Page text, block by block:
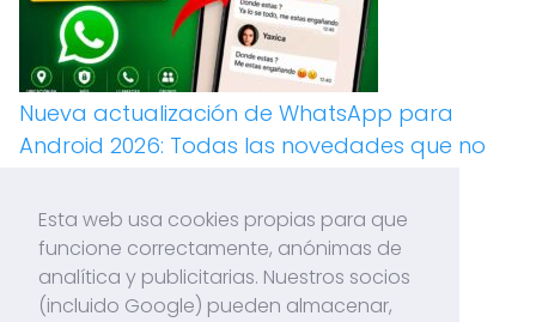
Nueva actualización de WhatsApp para
Android 2026: Todas las novedades que no
Esta web usa cookies propias para que
funcione correctamente, anónimas de
analítica y publicitarias. Nuestros socios
(incluido Google) pueden almacenar,